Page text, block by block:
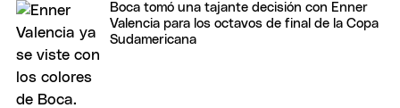
Boca tomó una tajante decisión con Enner
Valencia para los octavos de final de la Copa
Sudamericana